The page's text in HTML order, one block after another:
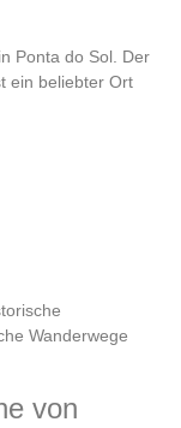
Ponta do Sol . Der
ein beliebter Ort
Wanderwege
von